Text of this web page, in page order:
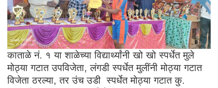
काताळे नं. १ या शाळेच्या विद्यार्थ्यांनी खो खो स्पर्धेत मुले
मोठ्या गटात उपविजेता, लंगडी स्पर्धेत मुलींनी मोठ्या गटात
विजेता ठरल्या, तर उंच उडी स्पर्धेत मोठ्या गटात कु.